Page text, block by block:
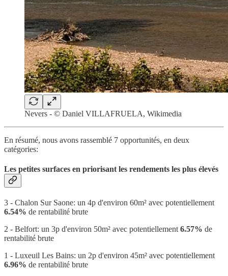
Nevers - © Daniel VILLAFRUELA, Wikimedia
En résumé, nous avons rassemblé 7 opportunités, en deux
catégories:
Les petites surfaces en priorisant les rendements les plus élevés
3 - Chalon Sur Saone: un 4p d'environ 60m² avec potentiellement
6.54% de rentabilité brute
2 - Belfort: un 3p d'environ 50m² avec potentiellement 6.57% de
rentabilité brute
1 - Luxeuil Les Bains: un 2p d'environ 45m² avec potentiellement
6.96% de rentabilité brute